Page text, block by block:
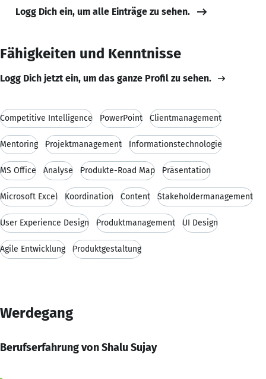
Logg Dich ein, um alle Einträge zu sehen.
Fähigkeiten und Kenntnisse
Logg Dich jetzt ein, um das ganze Profil zu sehen.
Competitive Intelligence PowerPoint Clientmanagement
Mentoring Projektmanagement Informationstechnologie
MS Office Analyse Produkte-Road Map Präsentation
Microsoft Excel Koordination Content Stakeholdermanagement
User Experience Design Produktmanagement UI Design
Agile Entwicklung Produktgestaltung
Werdegang
Berufserfahrung von Shalu Sujay